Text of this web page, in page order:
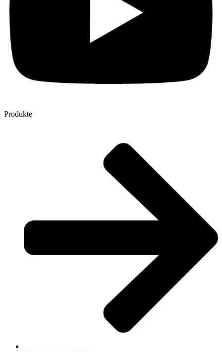
Produkte